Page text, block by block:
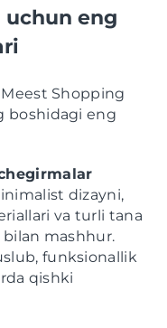
eng
Shopping
boshidagi eng
dizayni,
va turli tana
mashhur.
funksionallik
qishki